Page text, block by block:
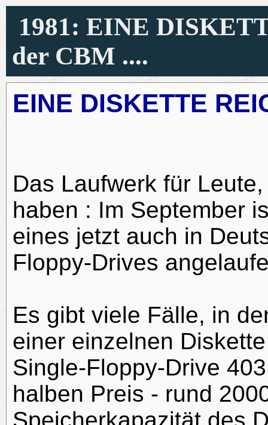
1981: EINE
der CBM ....
EINE DISKETTE
Das Laufwerk für
haben : Im September
eines jetzt auch in
Floppy-Drives
Es gibt viele Fälle, in
einer einzelnen
Single-Floppy-Drive
halben Preis - rund